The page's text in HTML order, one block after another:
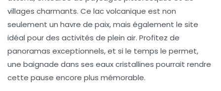
villages charmants. Ce lac volcanique est non
seulement un havre de paix, mais également le site
idéal pour des activités de plein air. Profitez de
panoramas exceptionnels, et si le temps le permet,
une baignade dans ses eaux cristallines pourrait rendre
cette pause encore plus mémorable.